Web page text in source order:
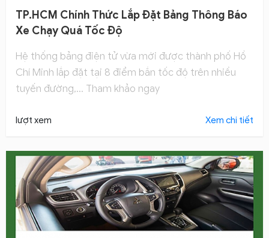
TP.HCM Chính Thức Lắp Đặt Bảng Thông Báo
Xe Chạy Quá Tốc Độ
Hệ thống bảng điện tử vừa mới được thành phố Hồ
Chí Minh lắp đặt tại 8 điểm bắn tốc độ trên nhiều
tuyến đường,... Tham khảo ngay
lượt xem Xem chi tiết